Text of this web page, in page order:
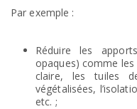
Par exemple :
Réduire les
opaques) comme
claire, les tuiles
végétalisées,
etc. ;